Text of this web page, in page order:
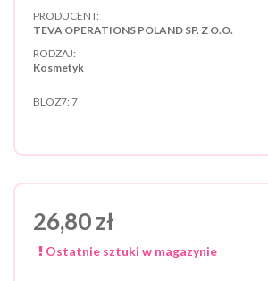
PRODUCENT:
TEVA OPERATIONS POLAND SP. Z O.O.
RODZAJ:
Kosmetyk
BLOZ7: 7
26,80 zł
Ostatnie sztuki w magazynie